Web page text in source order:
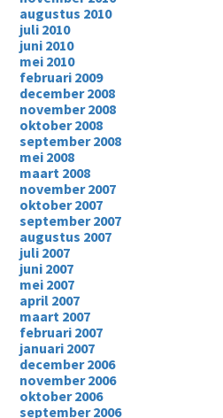
augustus 2010
juli 2010
juni 2010
mei 2010
februari 2009
december 2008
november 2008
oktober 2008
september 2008
mei 2008
maart 2008
november 2007
oktober 2007
september 2007
augustus 2007
juli 2007
juni 2007
mei 2007
april 2007
maart 2007
februari 2007
januari 2007
december 2006
november 2006
oktober 2006
september 2006